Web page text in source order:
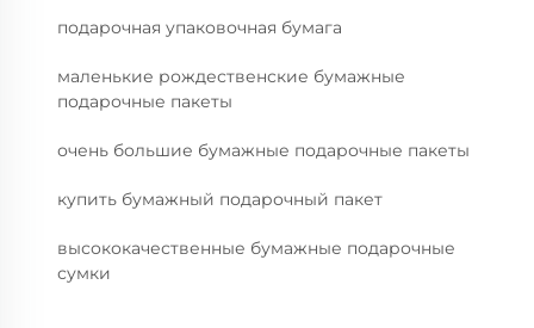
подарочная упаковочная бумага
маленькие рождественские бумажные
подарочные пакеты
очень большие бумажные подарочные пакеты
купить бумажный подарочный пакет
высококачественные бумажные подарочные
сумки